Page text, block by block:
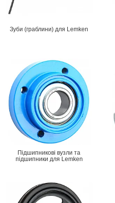
Зуби (граблини) для Lemken
Підшипникові вузли та
підшипники для Lemken